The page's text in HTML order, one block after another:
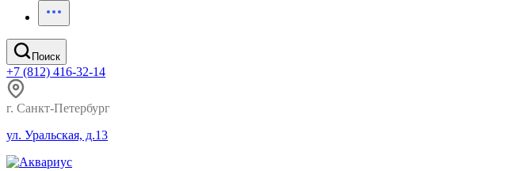
Поиск
+7 (812) 416-32-14
г. Санкт-Петербург
ул. Уральская, д.13